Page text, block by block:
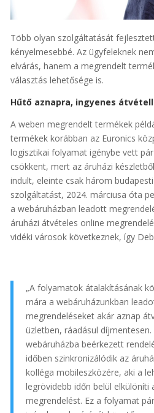
Több olyan szolgáltatását
kényelmesebbé. Az ügyfeleknek
elvárás, hanem a megrendelt
választás lehetősége is.
Hűtő aznapra, ingyenes
A weben megrendelt termékek
termékek korábban az Euronics
logisztikai folyamat igénybe vett
csökkent, mert az áruházi
indult, eleinte csak három
szolgáltatást, 2024. márciusa óta
a webáruházban leadott
áruházi átvételes online
vidéki városok következnek, így
„A folyamatok átalakításának
mára a webáruházunkban
megrendeléseket akár aznap
üzletben, ráadásul díjmentesen.
webáruházba beérkezett
időben szinkronizálódik az
kolléga mobileszközére, aki a
legrövidebb időn belül elkülöníti
megrendelést. Ez a folyamat